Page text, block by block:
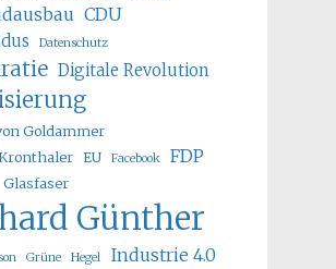
CDU
Datenschutz
Digitale Revolution
Goldammer
EU Facebook FDP
Glasfaser
Günther
Grüne Hegel Industrie 4.0